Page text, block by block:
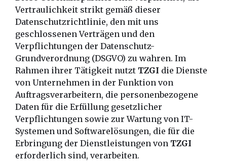
Vertraulichkeit strikt gemäß dieser
Datenschutzrichtlinie, den mit uns
geschlossenen Verträgen und den
Verpflichtungen der Datenschutz-
Grundverordnung (DSGVO) zu wahren. Im
Rahmen ihrer Tätigkeit nutzt TZGI die Dienste
von Unternehmen in der Funktion von
Auftragsverarbeitern, die personenbezogene
Daten für die Erfüllung gesetzlicher
Verpflichtungen sowie zur Wartung von IT-
Systemen und Softwarelösungen, die für die
Erbringung der Dienstleistungen von TZGI
erforderlich sind, verarbeiten.